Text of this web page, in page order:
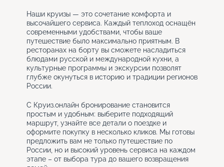
Наши круизы — это сочетание комфорта и
высочайшего сервиса. Каждый теплоход оснащён
современными удобствами, чтобы ваше
путешествие было максимально приятным. В
ресторанах на борту вы сможете насладиться
блюдами русской и международной кухни, а
культурные программы и экскурсии позволят
глубже окунуться в историю и традиции регионов
России.
С Круиз.онлайн бронирование становится
простым и удобным: выберите подходящий
маршрут, узнайте все детали о поездке и
оформите покупку в несколько кликов. Мы готовы
предложить вам не только путешествие по
России, но и высокий уровень сервиса на каждом
этапе – от выбора тура до вашего возвращения